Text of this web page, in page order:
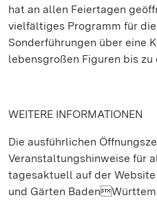
hat an allen Feiertagen
vielfältiges Programm für
Sonderführungen über eine
lebensgroßen Figuren bis
WEITERE INFORMATIONEN
Die ausführlichen
Veranstaltungshinweise für
tagesaktuell auf der
und Gärten